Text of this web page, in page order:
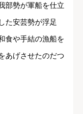
部勢が軍船を仕立
た安芸勢が浮足
食や手結の漁船を
あげさせたのだつ